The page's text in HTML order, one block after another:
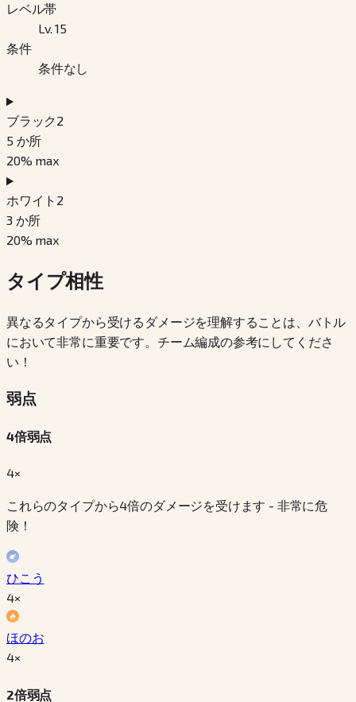
レベル帯
Lv. 15
条件
条件なし
ブラック2
5 か所
20% max
ホワイト2
3 か所
20% max
タイプ相性
異なるタイプから受けるダメージを理解することは、バトル
において非常に重要です。チーム編成の参考にしてくださ
い！
弱点
4倍弱点
4×
これらのタイプから4倍のダメージを受けます - 非常に危
険！
ひこう
4×
ほのお
4×
2倍弱点